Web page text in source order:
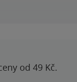
od 49 Kč.